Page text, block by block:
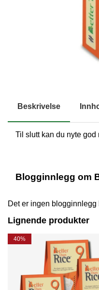
Beskrivelse
Til slutt kan du nyte
Blogginnlegg om
Det er ingen
Lignende produkter
40%